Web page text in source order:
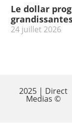
Le dollar
24 juillet 2026
2025 | Direct
Medias ©